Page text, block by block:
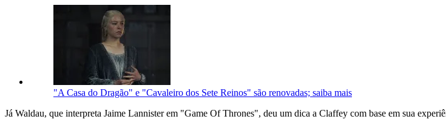
"A Casa do Dragão" e "Cavaleiro dos Sete Reinos" são renovadas; saiba mais
Já Waldau, que interpreta Jaime Lannister em "Game Of Thrones", deu um dica a Claffey com base em sua